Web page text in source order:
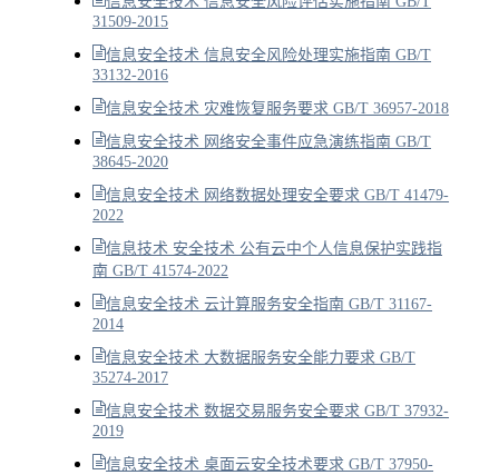
31509-2015
信息安全技术 信息安全风险处理实施指南 GB/T
33132-2016
信息安全技术 灾难恢复服务要求 GB/T 36957-2018
信息安全技术 网络安全事件应急演练指南 GB/T
38645-2020
信息安全技术 网络数据处理安全要求 GB/T 41479-
2022
信息技术 安全技术 公有云中个人信息保护实践指
南 GB/T 41574-2022
信息安全技术 云计算服务安全指南 GB/T 31167-
2014
信息安全技术 大数据服务安全能力要求 GB/T
35274-2017
信息安全技术 数据交易服务安全要求 GB/T 37932-
2019
信息安全技术 桌面云安全技术要求 GB/T 37950-